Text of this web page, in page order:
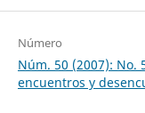
Número
Núm. 50 (2007): No.
encuentros y